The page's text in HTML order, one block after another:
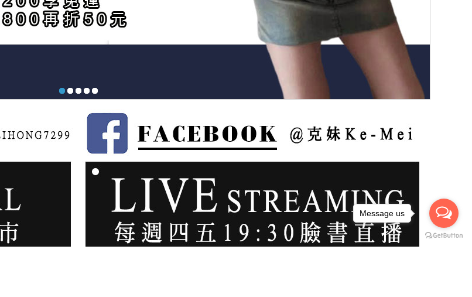
Message us